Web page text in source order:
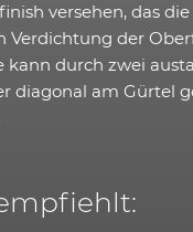
versehen, das
Verdichtung der
kann durch zwei
diagonal am Gürtel